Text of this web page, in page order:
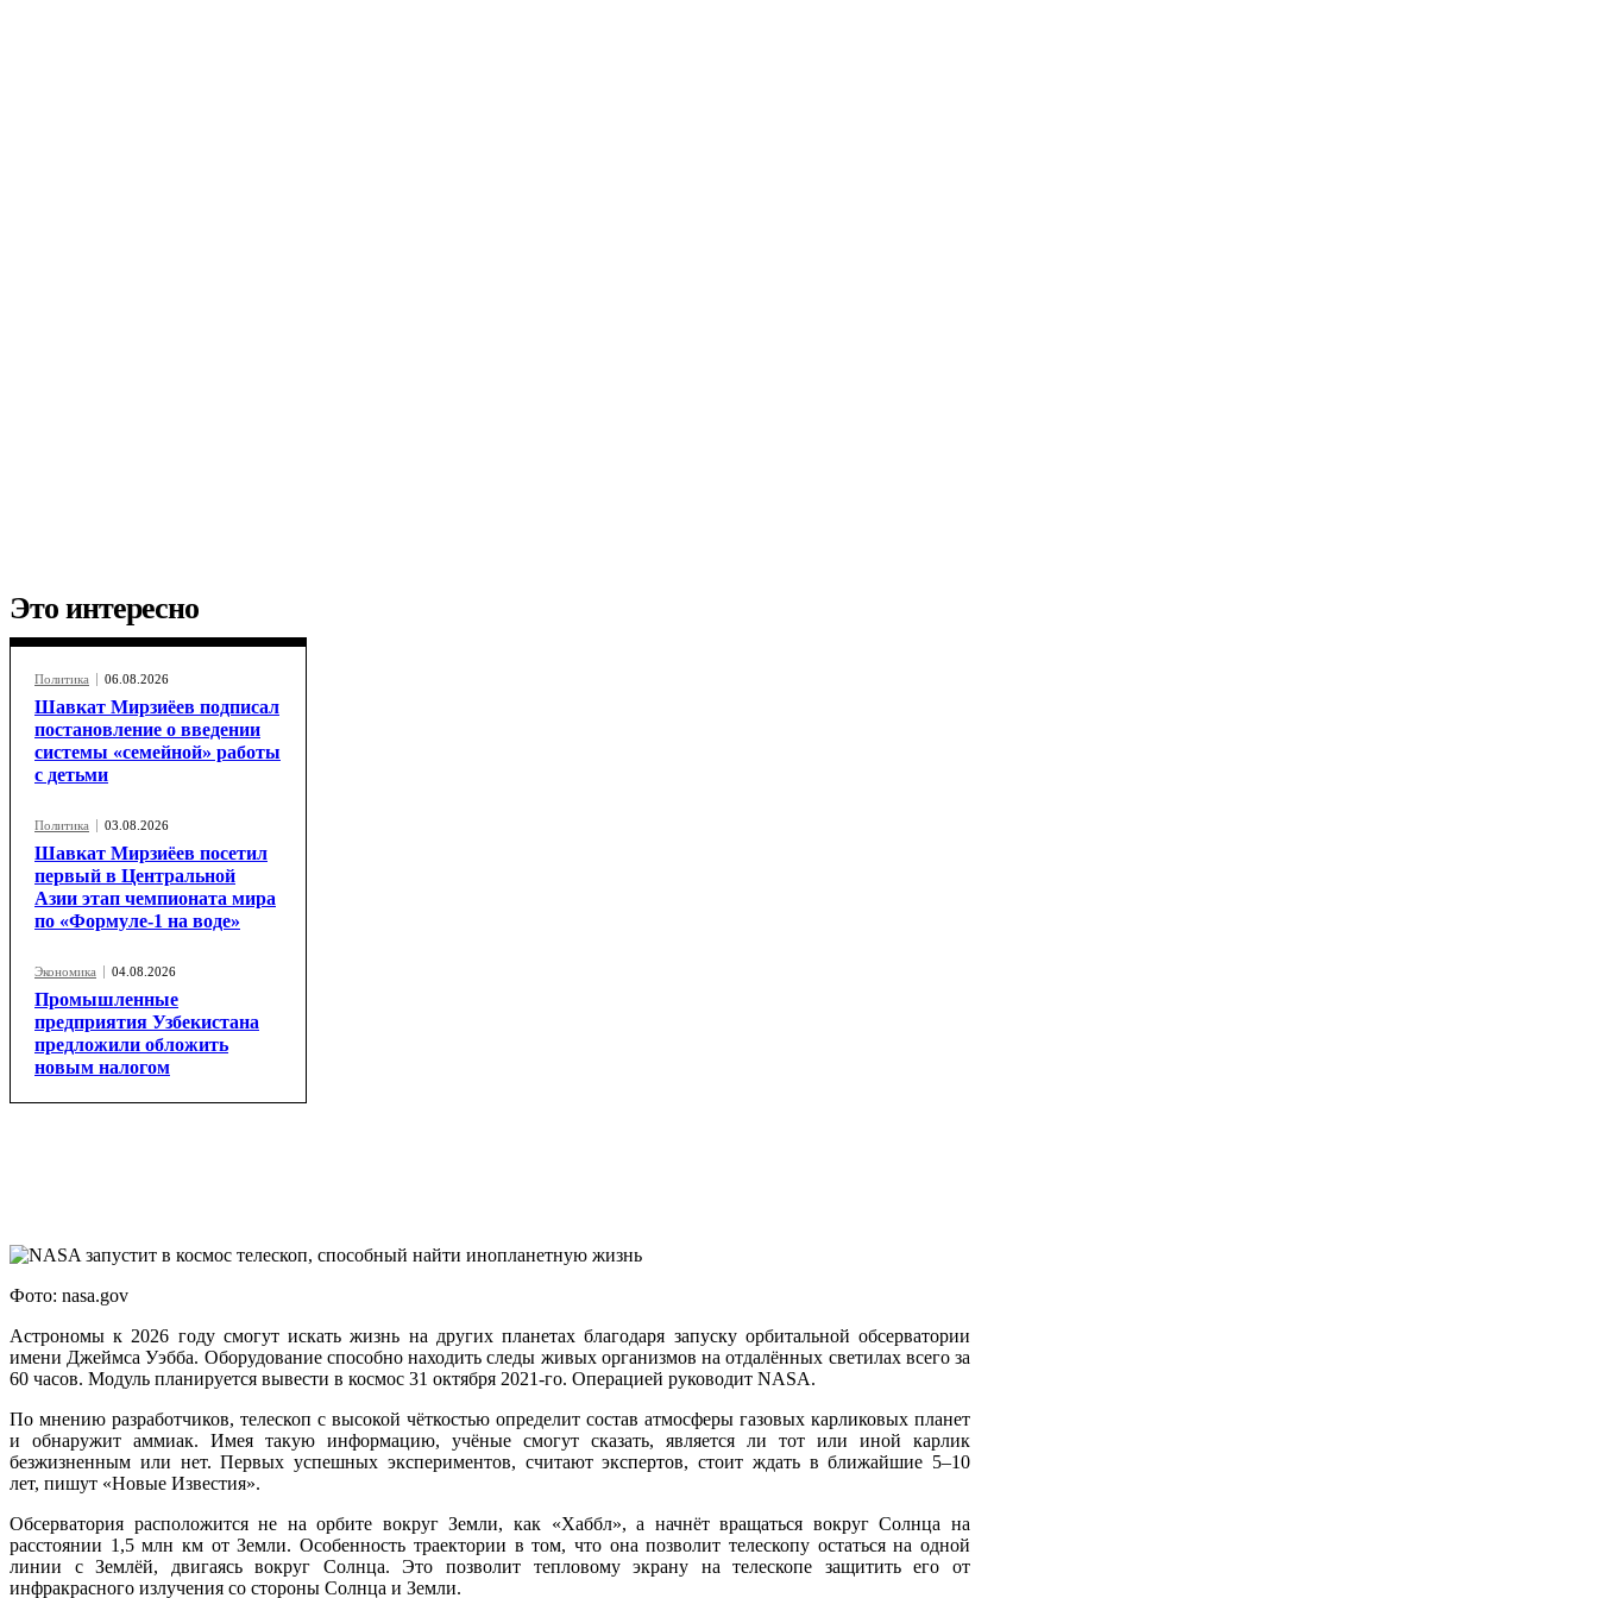
Это интересно
Политика 06.08.2026
Шавкат Мирзиёев подписал
постановление о введении
системы «семейной» работы
с детьми
Политика 03.08.2026
Шавкат Мирзиёев посетил
первый в Центральной
Азии этап чемпионата мира
по «Формуле-1 на воде»
Экономика 04.08.2026
Промышленные
предприятия Узбекистана
предложили обложить
новым налогом
Фото: nasa.gov
Астрономы к 2026 году смогут искать жизнь на других планетах благодаря запуску орбитальной обсерватории
имени Джеймса Уэбба. Оборудование способно находить следы живых организмов на отдалённых светилах всего за
60 часов. Модуль планируется вывести в космос 31 октября 2021-го. Операцией руководит NASA.
По мнению разработчиков, телескоп с высокой чёткостью определит состав атмосферы газовых карликовых планет
и обнаружит аммиак. Имея такую информацию, учёные смогут сказать, является ли тот или иной карлик
безжизненным или нет. Первых успешных экспериментов, считают экспертов, стоит ждать в ближайшие 5–10
лет, пишут «Новые Известия».
Обсерватория расположится не на орбите вокруг Земли, как «Хаббл», а начнёт вращаться вокруг Солнца на
расстоянии 1,5 млн км от Земли. Особенность траектории в том, что она позволит телескопу остаться на одной
линии с Землёй, двигаясь вокруг Солнца. Это позволит тепловому экрану на телескопе защитить его от
инфракрасного излучения со стороны Солнца и Земли.